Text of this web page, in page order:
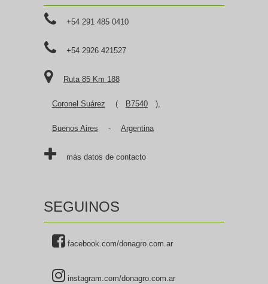
+54 291 485 0410
+54 2926 421527
Ruta 85 Km 188
Coronel Suárez ( B7540 ),
Buenos Aires - Argentina
más datos de contacto
SEGUINOS
facebook.com/donagro.com.ar
instagram.com/donagro.com.ar